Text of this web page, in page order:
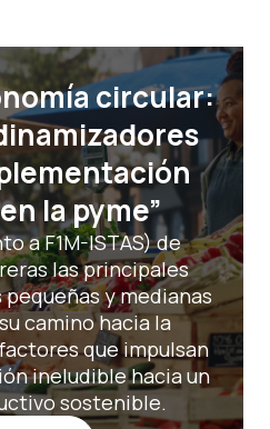
circular:
la pyme”
a F1M-ISTAS) de
las principales
y medianas
camino hacia la
que impulsan
ineludible hacia un
sostenible.